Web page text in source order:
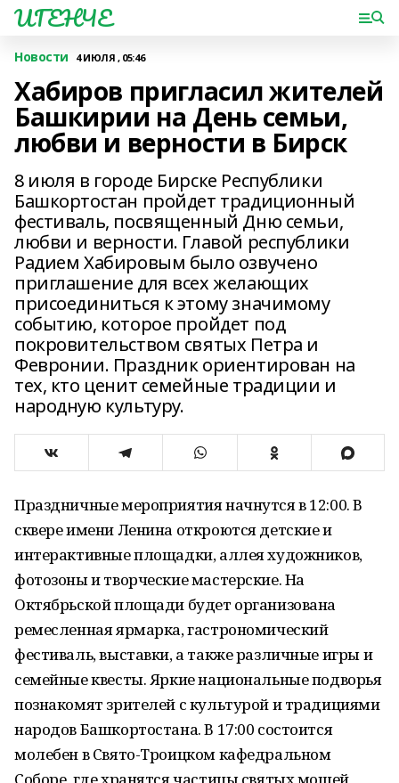
ИГЕНЧЕ
Новости 4 ИЮЛЯ , 05:46
Хабиров пригласил жителей
Башкирии на День семьи,
любви и верности в Бирск
8 июля в городе Бирске Республики
Башкортостан пройдет традиционный
фестиваль, посвященный Дню семьи,
любви и верности. Главой республики
Радием Хабировым было озвучено
приглашение для всех желающих
присоединиться к этому значимому
событию, которое пройдет под
покровительством святых Петра и
Февронии. Праздник ориентирован на
тех, кто ценит семейные традиции и
народную культуру.
Праздничные мероприятия начнутся в 12:00. В
сквере имени Ленина откроются детские и
интерактивные площадки, аллея художников,
фотозоны и творческие мастерские. На
Октябрьской площади будет организована
ремесленная ярмарка, гастрономический
фестиваль, выставки, а также различные игры и
семейные квесты. Яркие национальные подворья
познакомят зрителей с культурой и традициями
народов Башкортостана. В 17:00 состоится
молебен в Свято-Троицком кафедральном